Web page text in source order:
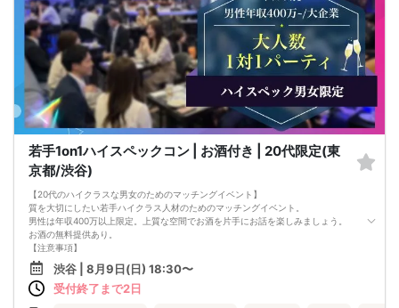
若手1on1ハイスペックコン | お酒付き | 20代限定(東
京都/渋谷)
【20代のハイクラスな男女のためのマッチングイベント】
質を大切にしたい若手ハイクラス人材のためのマッチングイベント。
男性は年収400万以上限定。上質な空間でお酒を片手にお話を楽しみましょう。
お酒の無料提供あり。
【注意事項】
■当日の持ち物
・公的身分証明書 ※ご提示いただけない方はご参加いただけません
■留意事項
渋谷 | 8月9日(日) 18:30〜
受付終了まで2日